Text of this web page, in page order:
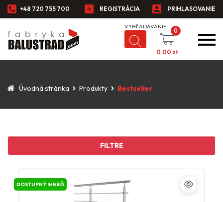
+48 720 755 700 REGISTRÁCIA PRIHLASOVANIE
0
0.00 zł
Úvodná stránka Produkty Bestseller
FILTRE
DOSTUPNÝ IHNEĎ